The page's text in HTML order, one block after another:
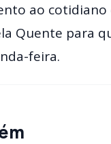
ao cotidiano
Quente para
feira.